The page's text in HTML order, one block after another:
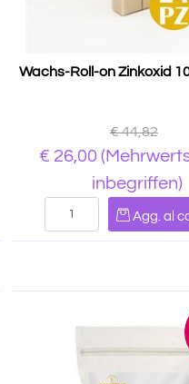
Wachs-Roll-on Zinkoxid
€ 44,82
€ 26,00
inbegriffen)
Quantità
Agg. al